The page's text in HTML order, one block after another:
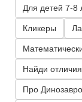
Для детей 7-8
Кликеры
Найди отличия
Про